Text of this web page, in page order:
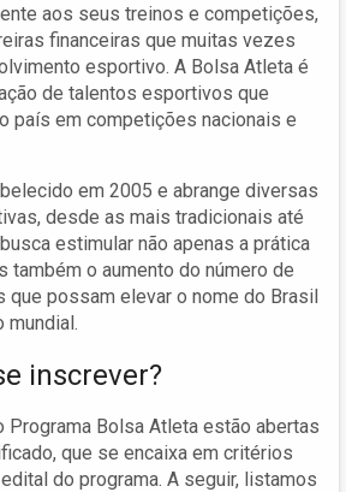
aos seus treinos e competições,
financeiras que muitas vezes
esportivo. A Bolsa Atleta é
de talentos esportivos que
país em competições nacionais e
em 2005 e abrange diversas
desde as mais tradicionais até
estimular não apenas a prática
também o aumento do número de
possam elevar o nome do Brasil
mundial.
inscrever?
Programa Bolsa Atleta estão abertas
que se encaixa em critérios
do programa. A seguir, listamos